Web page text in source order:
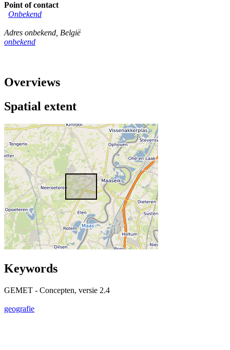
Point of contact
Onbekend
Adres onbekend België
onbekend
Overviews
Spatial extent
Keywords
GEMET - Concepten, versie 2.4
geografie